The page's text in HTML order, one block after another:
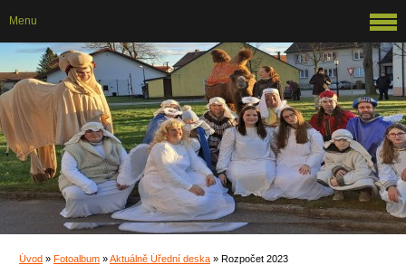
Úvod » Fotoalbum »Aktuálně Úřední deska » Rozpočet 2023
Menu